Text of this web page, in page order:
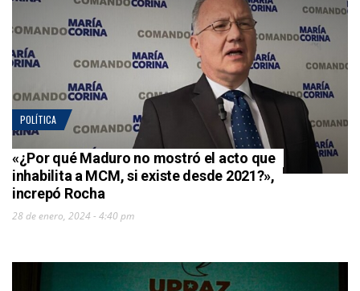
POLÍTICA
«¿Por qué Maduro no mostró el acto que
inhabilita a MCM, si existe desde 2021?»,
increpó Rocha
28 de enero, 2024 - 4:40 pm